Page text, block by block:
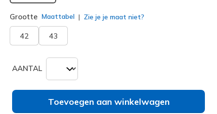
Grootte Maattabel Zie je je maat niet?
42 43
AANTAL
Toevoegen aan winkelwagen